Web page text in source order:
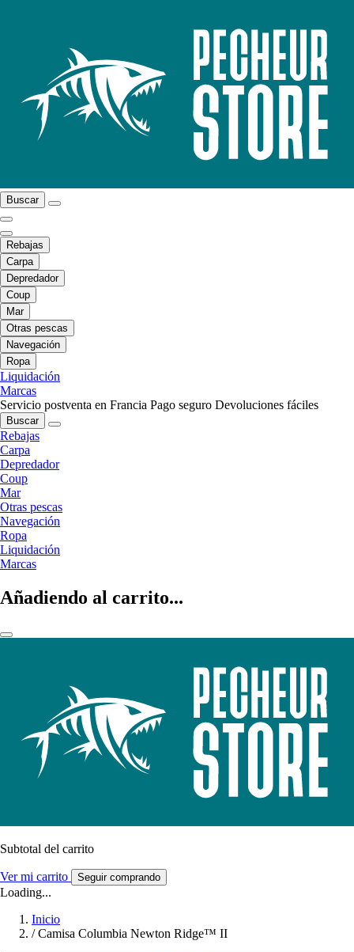
Buscar
Rebajas
Carpa
Depredador
Coup
Mar
Otras pescas
Navegación
Ropa
Liquidación
Marcas
Servicio postventa en Francia Pago seguro Devoluciones fáciles
Buscar
Rebajas
Carpa
Depredador
Coup
Mar
Otras pescas
Navegación
Ropa
Liquidación
Marcas
Añadiendo al carrito...
Subtotal del carrito
Ver mi carrito Seguir comprando
Loading...
Inicio
/ Camisa Columbia Newton Ridge™ II